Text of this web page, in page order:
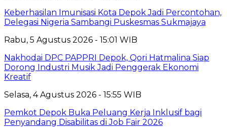
Keberhasilan Imunisasi Kota Depok Jadi Percontohan,
Delegasi Nigeria Sambangi Puskesmas Sukmajaya
Rabu, 5 Agustus 2026 - 15:01 WIB
Nakhodai DPC PAPPRI Depok, Qori Hatmalina Siap
Dorong Industri Musik Jadi Penggerak Ekonomi
Kreatif
Selasa, 4 Agustus 2026 - 15:55 WIB
Pemkot Depok Buka Peluang Kerja Inklusif bagi
Penyandang Disabilitas di Job Fair 2026